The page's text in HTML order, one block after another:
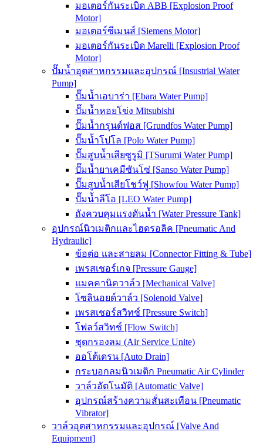
มอเตอร์กันระเบิด ABB [Explosion Proof
Motor]
มอเตอร์ซีเมนส์ [Siemens Motor]
มอเตอร์กันระเบิด Marelli [Explosion Proof
Motor]
ปั๊มน้ำอุตสาหกรรมและอุปกรณ์ [Insustrial Water
Pump]
ปั๊มน้ำเอบาร่า [Ebara Water Pump]
ปั๊มน้ำหอยโข่ง Mitsubishi
ปั๊มน้ำกรุนด์ฟอส [Grundfos Water Pump]
ปั๊มน้ำโปโล [Polo Water Pump]
ปั๊มสูบน้ำเสียซูรูมิ [TSurumi Water Pump]
ปั๊มน้ำยาเคมีซันโซ่ [Sanso Water Pump]
ปั๊มสูบน้ำเสียโชว์ฟู [Showfou Water Pump]
ปั๊มน้ำลีโอ [LEO Water Pump]
ถังควบคุมแรงดันน้ำ [Water Pressure Tank]
อุปกรณ์นิวเมติกและไฮดรอลิค [Pneumatic And
Hydraulic]
ข้อต่อ และสายลม [Connector Fitting & Tube]
เพรสเชอร์เกจ [Pressure Gauge]
แมคคานิควาล์ว [Mechanical Valve]
โซลินอยด์วาล์ว [Solenoid Valve]
เพรสเชอร์สวิทช์ [Pressure Switch]
โฟลว์สวิทช์ [Flow Switch]
ชุดกรองลม (Air Service Unite)
ออโต้เดรน [Auto Drain]
กระบอกลมนิวเมติก Pneumatic Air Cylinder
วาล์วอัตโนมัติ [Automatic Valve]
อุปกรณ์สร้างความสั่นสะเทือน [Pneumatic
Vibrator]
วาล์วอุตสาหกรรมและอุปกรณ์ [Valve And
Equipment]